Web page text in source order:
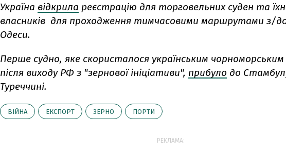
Україна відкрила реєстрацію для торговельних суден та
власників для проходження тимчасовими маршрутами з/
Одеси.
Перше судно, яке скористалося українським
після виходу РФ з "зернової ініціативи", прибуло до
Туреччині.
ВІЙНА ЕКСПОРТ ЗЕРНО ПОРТИ
РЕКЛАМА: